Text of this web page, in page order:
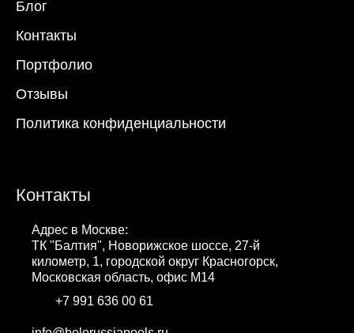
Блог
Контакты
Портфолио
Отзывы
Политика конфиденциальности
Контакты
Адрес в Москве:
ТК "Балтия", Новорижское шоссе, 27-й
километр, 1, городской округ Красногорск,
Московская область, офис М14
+7 991 636 00 61